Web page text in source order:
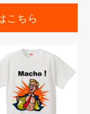
こちら